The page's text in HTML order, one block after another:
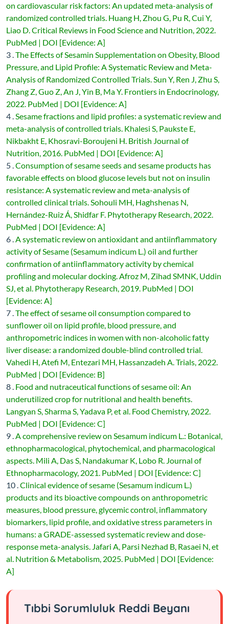
on cardiovascular risk factors: An updated meta-analysis of
randomized controlled trials. Huang H, Zhou G, Pu R, Cui Y,
Liao D. Critical Reviews in Food Science and Nutrition, 2022.
PubMed | DOI [Evidence: A]
3 .The Effects of Sesamin Supplementation on Obesity, Blood
Pressure, and Lipid Profile: A Systematic Review and Meta-
Analysis of Randomized Controlled Trials. Sun Y, Ren J, Zhu S,
Zhang Z, Guo Z, An J, Yin B, Ma Y. Frontiers in Endocrinology,
2022. PubMed | DOI [Evidence: A]
4 .Sesame fractions and lipid profiles: a systematic review and
meta-analysis of controlled trials. Khalesi S, Paukste E,
Nikbakht E, Khosravi-Boroujeni H. British Journal of
Nutrition, 2016. PubMed | DOI [Evidence: A]
5 .Consumption of sesame seeds and sesame products has
favorable effects on blood glucose levels but not on insulin
resistance: A systematic review and meta-analysis of
controlled clinical trials. Sohouli MH, Haghshenas N,
Hernández-Ruiz Á, Shidfar F. Phytotherapy Research, 2022.
PubMed | DOI [Evidence: A]
6 .A systematic review on antioxidant and antiinflammatory
activity of Sesame (Sesamum indicum L.) oil and further
confirmation of antiinflammatory activity by chemical
profiling and molecular docking. Afroz M, Zihad SMNK, Uddin
SJ, et al. Phytotherapy Research, 2019. PubMed | DOI
[Evidence: A]
7 .The effect of sesame oil consumption compared to
sunflower oil on lipid profile, blood pressure, and
anthropometric indices in women with non-alcoholic fatty
liver disease: a randomized double-blind controlled trial.
Vahedi H, Atefi M, Entezari MH, Hassanzadeh A. Trials, 2022.
PubMed | DOI [Evidence: B]
8 . Food and nutraceutical functions of sesame oil: An
underutilized crop for nutritional and health benefits.
Langyan S, Sharma S, Yadava P, et al. Food Chemistry, 2022.
PubMed | DOI [Evidence: C]
9 .A comprehensive review on Sesamum indicum L.: Botanical,
ethnopharmacological, phytochemical, and pharmacological
aspects. Mili A, Das S, Nandakumar K, Lobo R. Journal of
Ethnopharmacology, 2021. PubMed | DOI [Evidence: C]
10 .Clinical evidence of sesame (Sesamum indicum L.)
products and its bioactive compounds on anthropometric
measures, blood pressure, glycemic control, inflammatory
biomarkers, lipid profile, and oxidative stress parameters in
humans: a GRADE-assessed systematic review and dose-
response meta-analysis. Jafari A, Parsi Nezhad B, Rasaei N, et
al. Nutrition & Metabolism, 2025. PubMed | DOI [Evidence:
A]
Tıbbi Sorumluluk Reddi Beyanı